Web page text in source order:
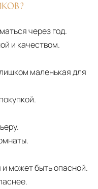
через год.
и качеством.
маленькая для
и может быть опасной.